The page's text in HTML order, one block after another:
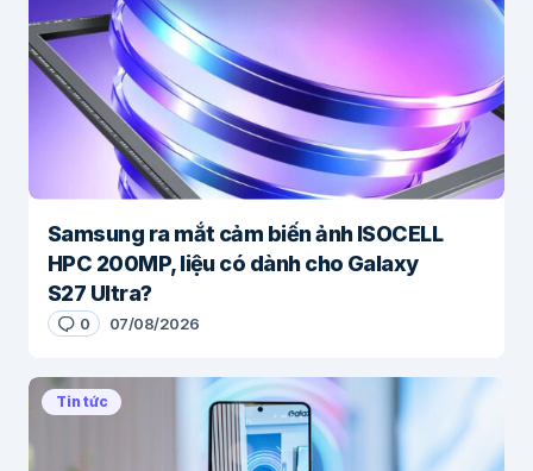
Samsung ra mắt cảm biến ảnh ISOCELL
HPC 200MP, liệu có dành cho Galaxy
S27 Ultra?
0 07/08/2026
Tin tức